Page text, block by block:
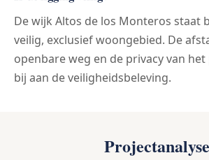
De wijk Altos de los Monteros staat
veilig, exclusief woongebied. De
openbare weg en de privacy van
bij aan de veiligheidsbeleving.
Projectanalyse